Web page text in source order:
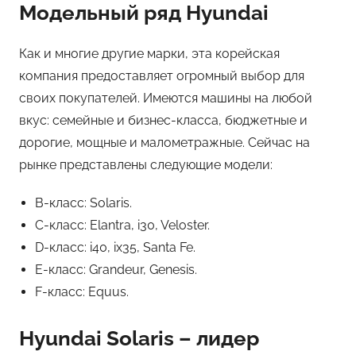
Модельный ряд Hyundai
Как и многие другие марки, эта корейская
компания предоставляет огромный выбор для
своих покупателей. Имеются машины на любой
вкус: семейные и бизнес-класса, бюджетные и
дорогие, мощные и малометражные. Сейчас на
рынке представлены следующие модели:
B-класс: Solaris.
С-класс: Elantra, i30, Veloster.
D-класс: i40, ix35, Santa Fe.
E-класс: Grandeur, Genesis.
F-класс: Equus.
Hyundai Solaris – лидер